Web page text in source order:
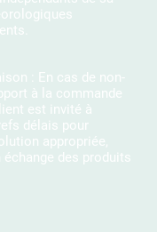
: En cas de non-
à la commande
est invité à
délais pour
appropriée,
des produits